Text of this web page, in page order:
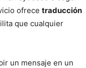
ofrece traducción
que cualquier
un mensaje en un